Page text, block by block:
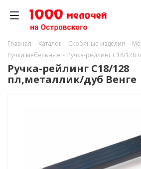
Главная - Каталог - Скобяные изделия -
Ручки мебельные - Ручка-рейлинг С18/128
Ручка-рейлинг С18/128
пл,металлик/дуб Венге